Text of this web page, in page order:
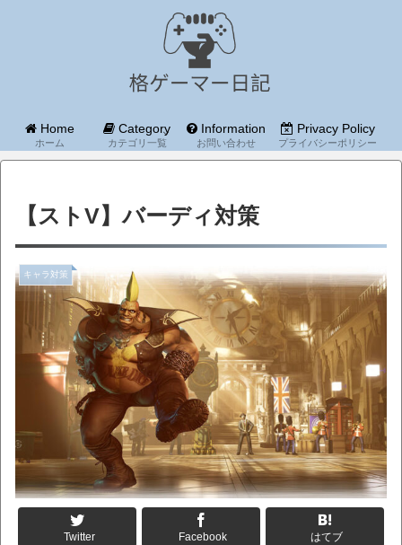
Home
ホーム
Category
カテゴリ一覧
Information
お問い合わせ
Privacy Policy
プライバシーポリシー
【ストV】バーディ対策
キャラ対策
Twitter Facebook はてブ